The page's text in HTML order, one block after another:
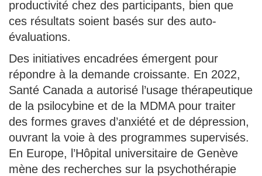
productivité chez des participants, bien que
ces résultats soient basés sur des auto-
évaluations.
Des initiatives encadrées émergent pour
répondre à la demande croissante. En 2022,
Santé Canada a autorisé l’usage thérapeutique
de la psilocybine et de la MDMA pour traiter
des formes graves d’anxiété et de dépression,
ouvrant la voie à des programmes supervisés.
En Europe, l’Hôpital universitaire de Genève
mène des recherches sur la psychothérapie